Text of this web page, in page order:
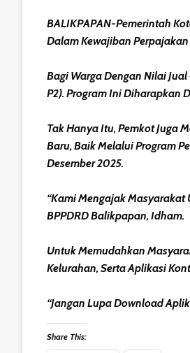
BALIKPAPAN-Pemerintah
Dalam Kewajiban
Bagi Warga Dengan Nilai
P2). Program Ini Diharapkan
Tak Hanya Itu, Pemkot Juga
Baru, Baik Melalui Program
Desember 2025.
“Kami Mengajak Masyarakat
BPPDRD Balikpapan, Idham.
Untuk Memudahkan
Kelurahan, Serta Aplikasi
“Jangan Lupa Download
Share This: